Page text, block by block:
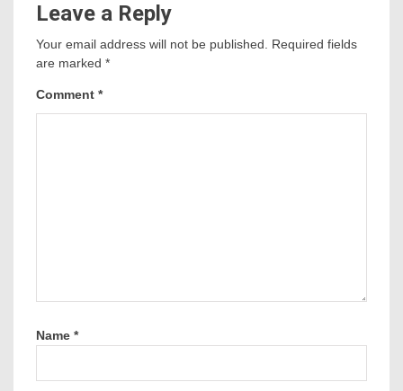
Leave a Reply
Your email address will not be published. Required fields
are marked *
Comment *
Name *